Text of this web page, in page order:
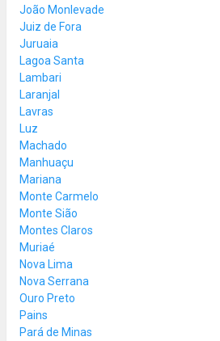
João Monlevade
Juiz de Fora
Juruaia
Lagoa Santa
Lambari
Laranjal
Lavras
Luz
Machado
Manhuaçu
Mariana
Monte Carmelo
Monte Sião
Montes Claros
Muriaé
Nova Lima
Nova Serrana
Ouro Preto
Pains
Pará de Minas